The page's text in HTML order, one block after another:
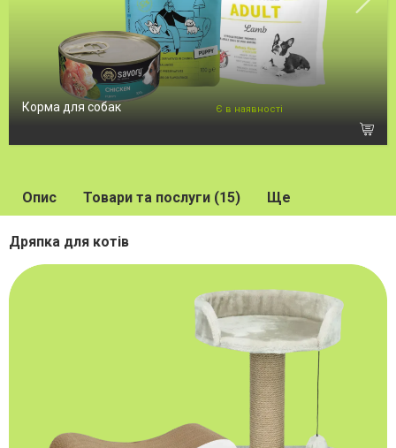
Корма для собак Є в наявності
Опис Товари та послуги (15) Ще
Дряпка для котів